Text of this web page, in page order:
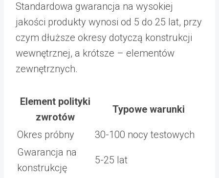
Standardowa gwarancja na wysokiej
jakości produkty wynosi od 5 do 25 lat, przy
czym dłuższe okresy dotyczą konstrukcji
wewnętrznej, a krótsze – elementów
zewnętrznych.
Element polityki
zwrotów
Typowe warunki
Okres próbny
30-100 nocy testowych
Gwarancja na
konstrukcję
5-25 lat